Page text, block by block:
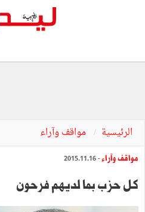
الرئيسية مواقف وآراء
مواقف وآراء- 2015.11.16
كل حزب بما لديهم فرحون